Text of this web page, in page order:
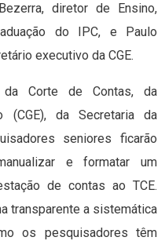
diretor de Ensino,
do IPC, e Paulo
executivo da CGE.
da Corte de Contas, da
(CGE), da Secretaria da
seniores ficarão
e formatar um
de contas ao TCE.
transparente a sistemática
os pesquisadores têm